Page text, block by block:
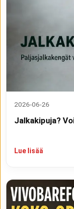
2026-06-26
Jalkakipuja?
Lue lisää